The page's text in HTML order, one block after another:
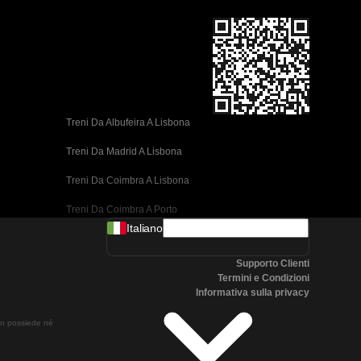
Treni Da Albufeira A Lisbona
Treni Da Madrid A Lisbona
Treni Da Coimbra A Lisbona
Treni Da Coimbra A Porto
Treni Da Valencia A Barcellona
Treni Da Malaga A Madrid
possiede né
Italiano
Supporto Clienti
Termini e Condizioni
Informativa sulla privacy